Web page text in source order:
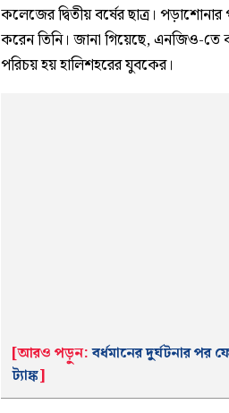
কলেজের দ্বিতীয় বর্ষের ছাত্র।
করেন তিনি। জানা গিয়েছে, এনজিও-
পরিচয় হয় হালিশহরের যুবকের।
[আরও পড়ুন:বর্ধমানের দুর্ঘটনার পর
ট্যাঙ্ক]